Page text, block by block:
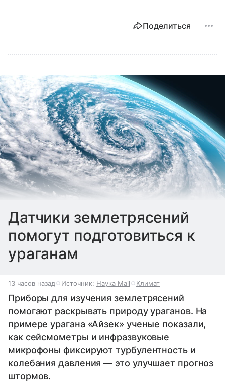
Поделиться
Датчики землетрясений
помогут подготовиться к
ураганам
13 часов назад Источник: Наука Mail Климат
Приборы для изучения землетрясений
помогают раскрывать природу ураганов. На
примере урагана «Айзек» ученые показали,
как сейсмометры и инфразвуковые
микрофоны фиксируют турбулентность и
колебания давления — это улучшает прогноз
штормов.